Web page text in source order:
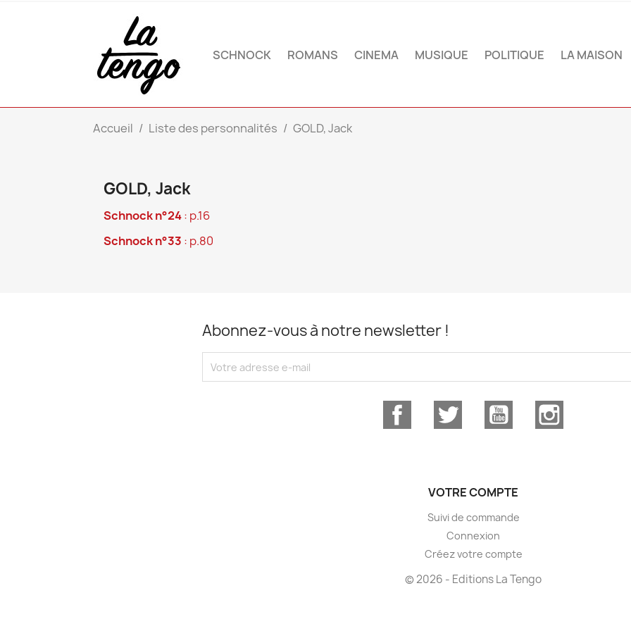
SCHNOCK ROMANS CINEMA MUSIQUE POLITIQUE LA MAISON
Accueil Liste des personnalités GOLD, Jack
GOLD, Jack
Schnock n°24: p.16
Schnock n°33 : p.80
Abonnez-vous à notre newsletter !
Facebook Twitter YouTube
VOTRE COMPTE
Suivi de commande
Connexion
Créez votre compte
© 2026 - Editions La Tengo